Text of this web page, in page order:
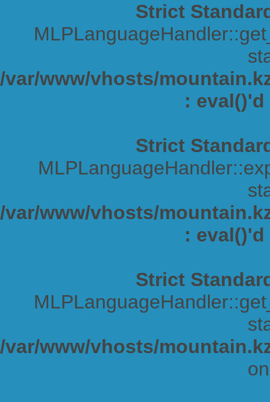
Strict
/var/www/vhosts/
:
Strict
/var/www/vhosts/
:
Strict
/var/www/vhosts/